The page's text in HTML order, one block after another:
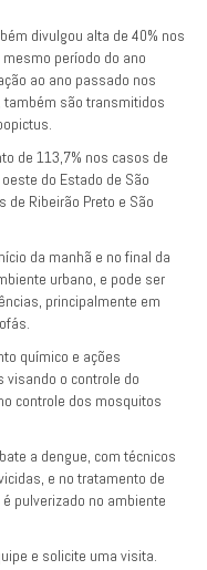
divulgou alta de 40% nos
período do ano
ao ano passado nos
também são transmitidos
de 113,7% nos casos de
do Estado de São
de Ribeirão Preto e São
da manhã e no final da
urbano, e pode ser
principalmente em
químico e ações
visando o controle do
controle dos mosquitos
a dengue, com técnicos
e no tratamento de
pulverizado no ambiente
e solicite uma visita.